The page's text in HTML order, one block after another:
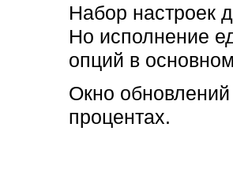
Набор настроек
Но исполнение
опций в
Окно
процентах.